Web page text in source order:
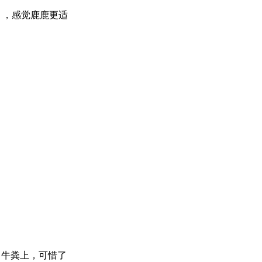
感觉鹿鹿更适
粪上，可惜了